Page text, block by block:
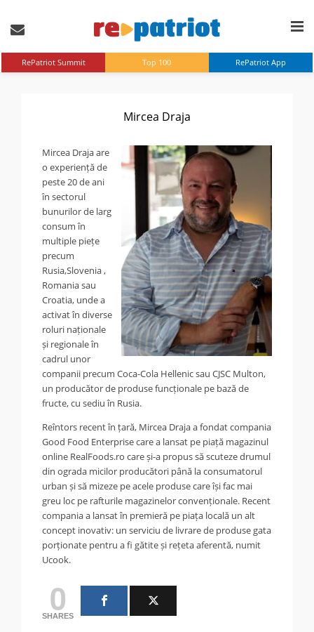
RePatriot Summit Top 100 RePatriot App
Mircea Draja
Mircea Draja are
o experiență de
peste 20 de ani
în sectorul
bunurilor de larg
consum în
multiple piețe
precum
Rusia,Slovenia ,
Romania sau
Croatia, unde a
activat în diverse
roluri naționale
și regionale în
cadrul unor
companii precum Coca-Cola Hellenic sau CJSC Multon,
un producător de produse funcționale pe bază de
fructe, cu sediu în Rusia.
Reîntors recent în țară, Mircea Draja a fondat compania
Good Food Enterprise care a lansat pe piață magazinul
online RealFoods.ro care și-a propus să scuteze drumul
din ograda micilor producători până la consumatorul
urban și să mizeze pe acele produse care își fac mai
greu loc pe rafturile magazinelor convenționale. Recent
compania a lansat în premieră pe piața locală un alt
concept inovativ: un serviciu de livrare de produse gata
porționate pentru a fi gătite și rețeta aferentă, numit
Ucook.
0
SHARES